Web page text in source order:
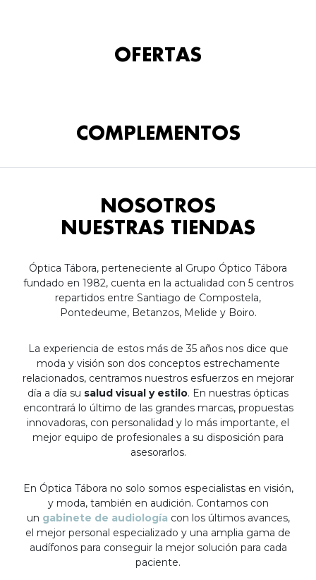
OFERTAS
COMPLEMENTOS
NOSOTROS
NUESTRAS TIENDAS
Óptica Tábora, perteneciente al Grupo Óptico Tábora
fundado en 1982, cuenta en la actualidad con 5 centros
repartidos entre Santiago de Compostela,
Pontedeume, Betanzos, Melide y Boiro.
La experiencia de estos más de 35 años nos dice que
moda y visión son dos conceptos estrechamente
relacionados, centramos nuestros esfuerzos en mejorar
día a día su salud visual y estilo. En nuestras ópticas
encontrará lo último de las grandes marcas, propuestas
innovadoras, con personalidad y lo más importante, el
mejor equipo de profesionales a su disposición para
asesorarlos.
En Óptica Tábora no solo somos especialistas en visión,
y moda, también en audición. Contamos con
un gabinete de audiología con los últimos avances,
el mejor personal especializado y una amplia gama de
audífonos para conseguir la mejor solución para cada
paciente.